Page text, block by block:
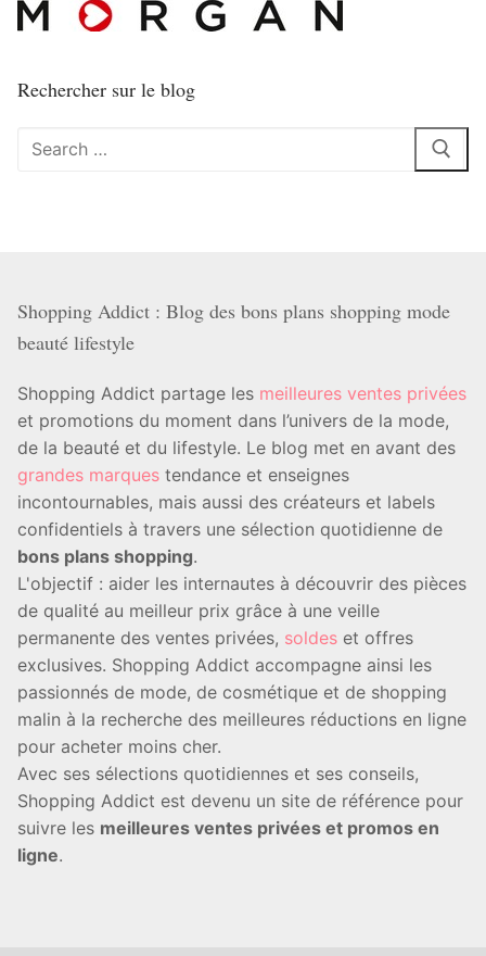
Rechercher sur le blog
Rechercher
Shopping Addict : Blog des bons plans shopping mode
beauté lifestyle
Shopping Addict partage les meilleures ventes privées
et promotions du moment dans l’univers de la mode,
de la beauté et du lifestyle. Le blog met en avant des
grandes marques tendance et enseignes
incontournables, mais aussi des créateurs et labels
confidentiels à travers une sélection quotidienne de
bons plans shopping.
L'objectif : aider les internautes à découvrir des pièces
de qualité au meilleur prix grâce à une veille
permanente des ventes privées, soldes et offres
exclusives. Shopping Addict accompagne ainsi les
passionnés de mode, de cosmétique et de shopping
malin à la recherche des meilleures réductions en ligne
pour acheter moins cher.
Avec ses sélections quotidiennes et ses conseils,
Shopping Addict est devenu un site de référence pour
suivre les meilleures ventes privées et promos en
ligne.